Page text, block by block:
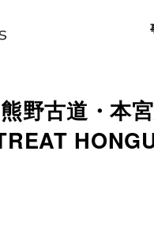
野古道・本